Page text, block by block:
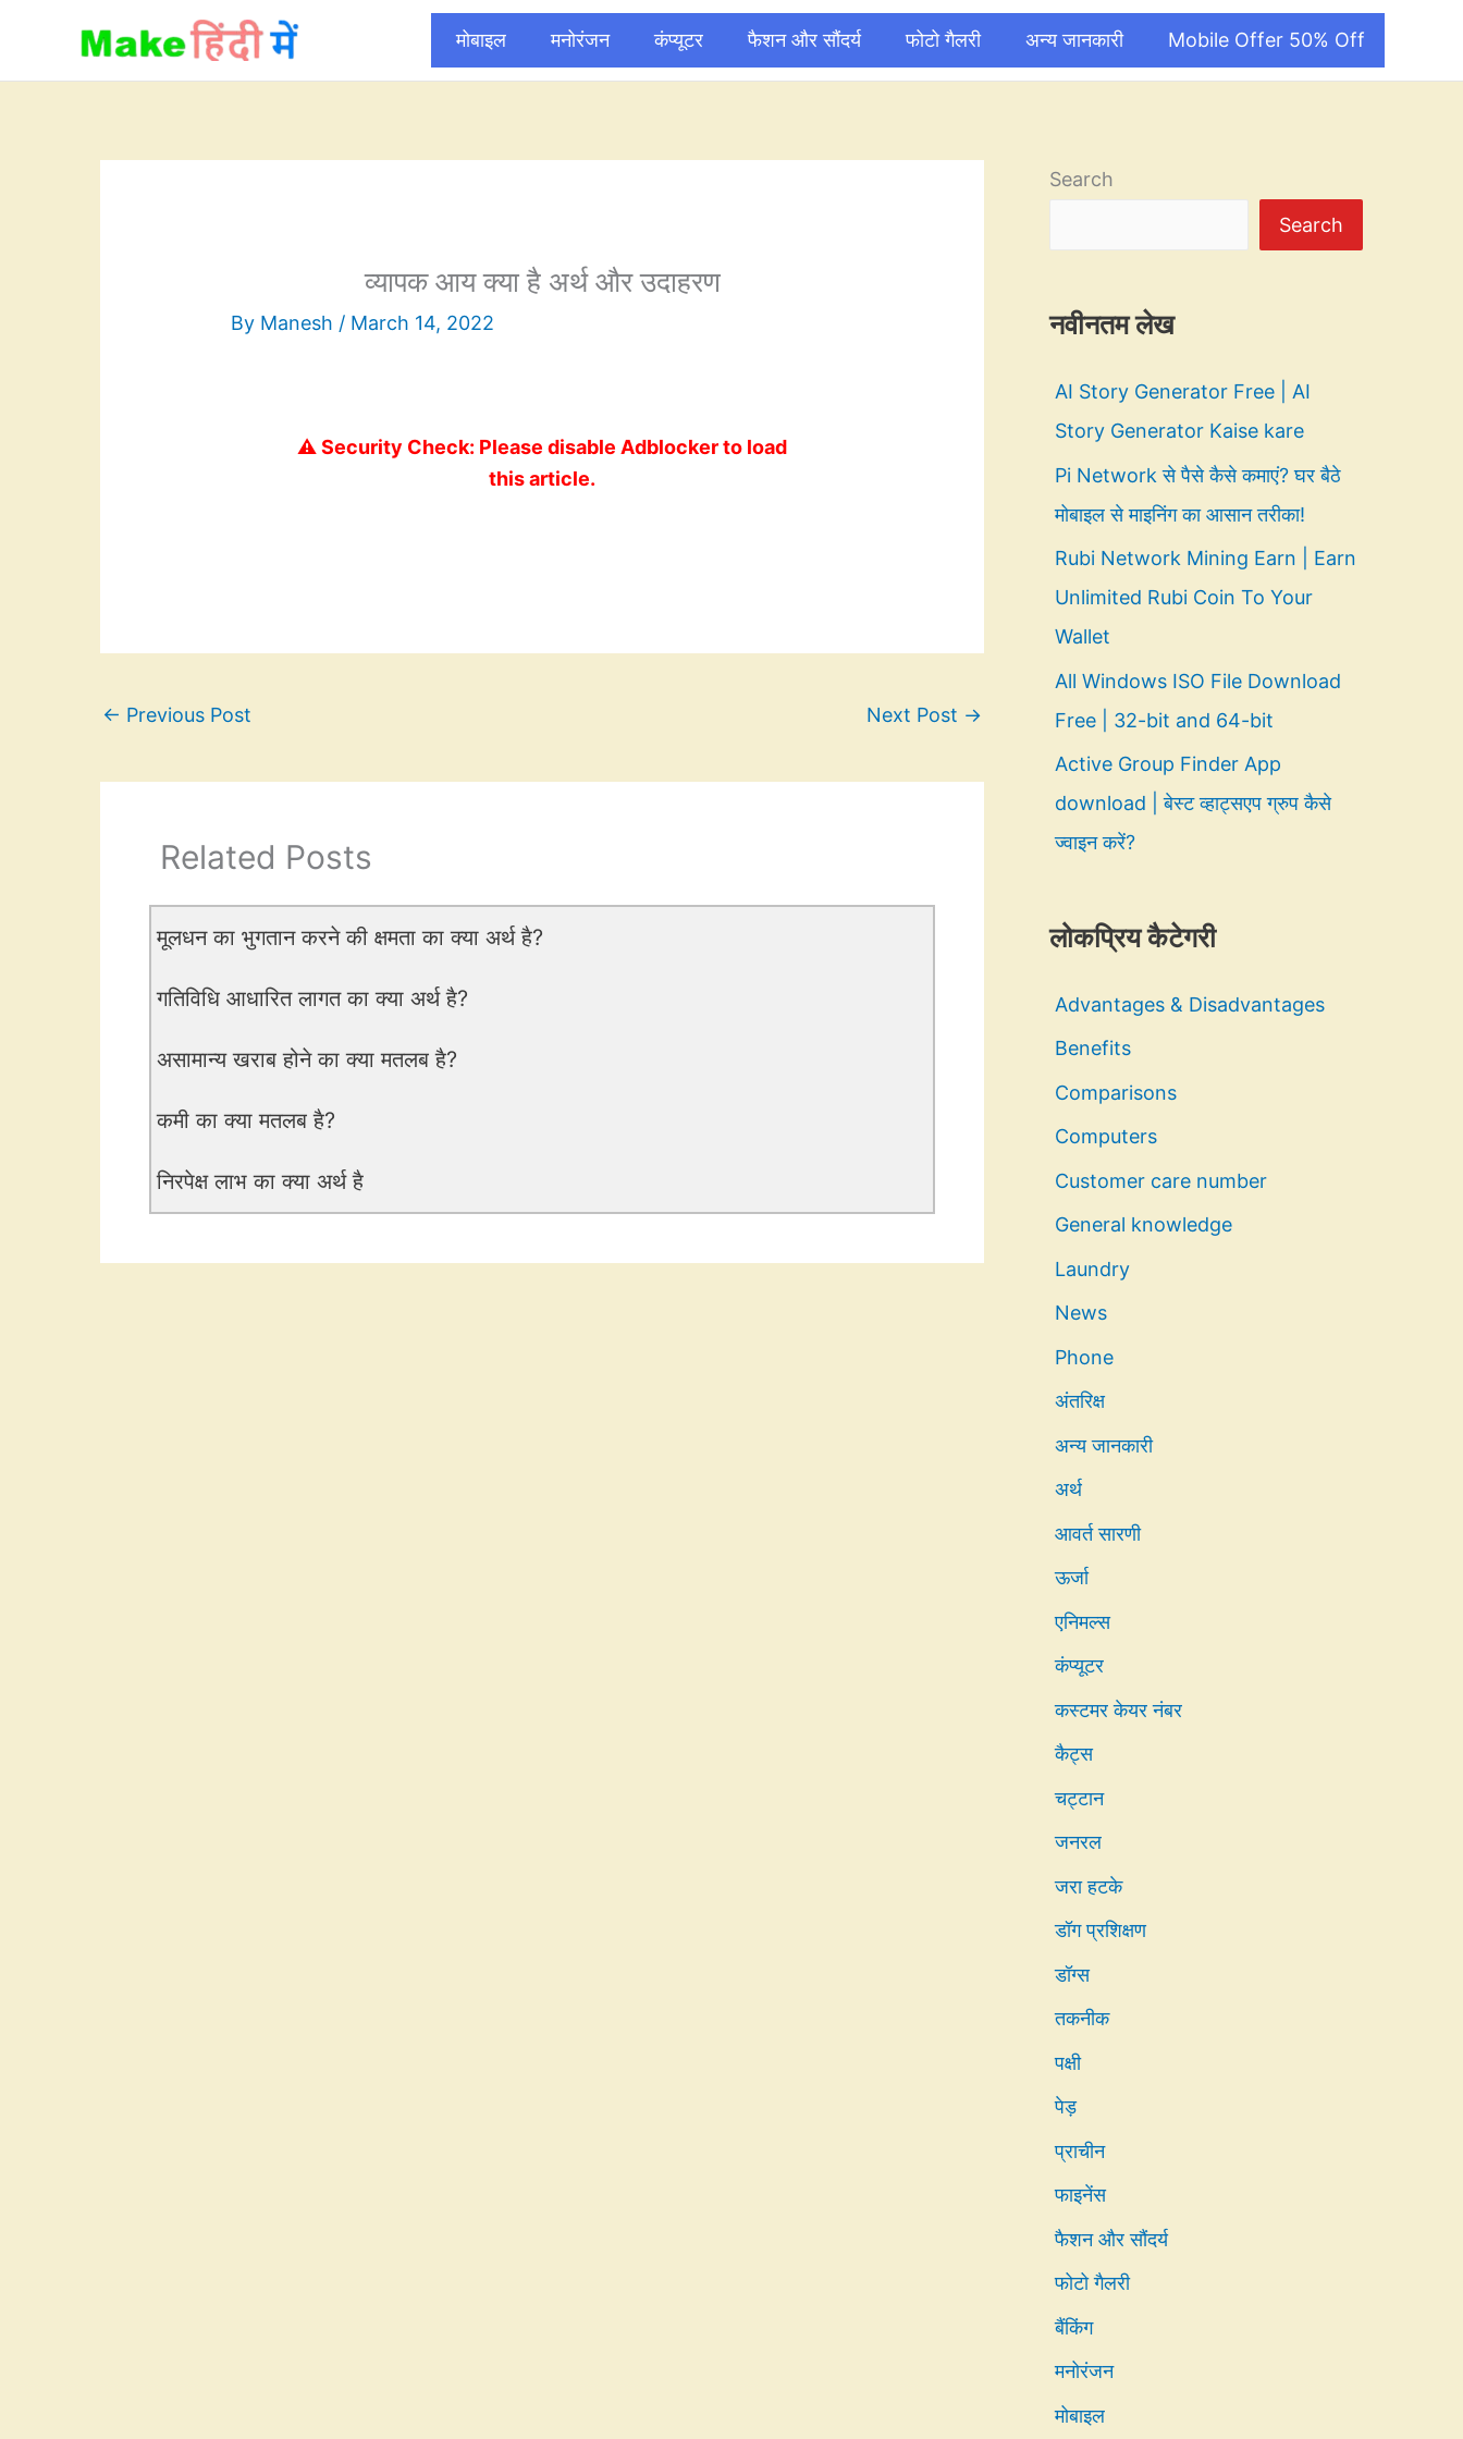
content
मोबाइल मनोरंजन कंप्यूटर फैशन और सौंदर्य फोटो गैलरी अन्य जानकारी Mobile Offer 50% Off
व्यापक आय क्या है अर्थ और उदाहरण
By Manesh / March 14, 2022
⚠️ Security Check: Please disable Adblocker to load
this article.
← Previous Post Next Post →
Related Posts
मूलधन का भुगतान करने की क्षमता का क्या अर्थ है?
गतिविधि आधारित लागत का क्या अर्थ है?
असामान्य खराब होने का क्या मतलब है?
कमी का क्या मतलब है?
निरपेक्ष लाभ का क्या अर्थ है
Search
Search
नवीनतम लेख
AI Story Generator Free | AI
Story Generator Kaise kare
Pi Network से पैसे कैसे कमाएं? घर बैठे
मोबाइल से माइनिंग का आसान तरीका!
Rubi Network Mining Earn | Earn
Unlimited Rubi Coin To Your
Wallet
All Windows ISO File Download
Free | 32-bit and 64-bit
Active Group Finder App
download | बेस्ट व्हाट्सएप ग्रुप कैसे
ज्वाइन करें?
लोकप्रिय कैटेगरी
Advantages & Disadvantages
Benefits
Comparisons
Computers
Customer care number
General knowledge
Laundry
News
Phone
अंतरिक्ष
अन्य जानकारी
अर्थ
आवर्त सारणी
ऊर्जा
एनिमल्स
कंप्यूटर
कस्टमर केयर नंबर
कैट्स
चट्टान
जनरल
जरा हटके
डॉग प्रशिक्षण
डॉग्स
तकनीक
पक्षी
पेड़
प्राचीन
फाइनेंस
फैशन और सौंदर्य
फोटो गैलरी
बैंकिंग
मनोरंजन
मोबाइल